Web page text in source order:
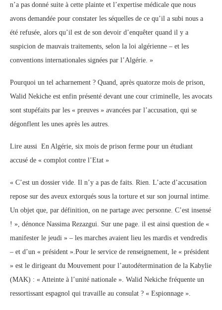
n’a pas donné suite à cette plainte et l’expertise médicale que nous
avons demandée pour constater les séquelles de ce qu’il a subi nous a
été refusée, alors qu’il est de son devoir d’enquêter quand il y a
suspicion de mauvais traitements, selon la loi algérienne – et les
conventions internationales signées par l’Algérie. »
Pourquoi un tel acharnement ? Quand, après quatorze mois de prison,
Walid Nekiche est enfin présenté devant une cour criminelle, les avocats
sont stupéfaits par les « preuves » avancées par l’accusation, qui se
dégonflent les unes après les autres.
Lire aussi En Algérie, six mois de prison ferme pour un étudiant
accusé de « complot contre l’Etat »
« C’est un dossier vide. Il n’y a pas de faits. Rien. L’acte d’accusation
repose sur des aveux extorqués sous la torture et sur son journal intime.
Un objet que, par définition, on ne partage avec personne. C’est insensé
! », dénonce Nassima Rezazgui. Sur une page. il est ainsi question de «
manifester le jeudi » – les marches avaient lieu les mardis et vendredis
– et d’un « président ».Pour le service de renseignement, le « président
» est le dirigeant du Mouvement pour l’autodétermination de la Kabylie
(MAK) : « Atteinte à l’unité nationale ». Walid Nekiche fréquente un
ressortissant espagnol qui travaille au consulat ? « Espionnage ».